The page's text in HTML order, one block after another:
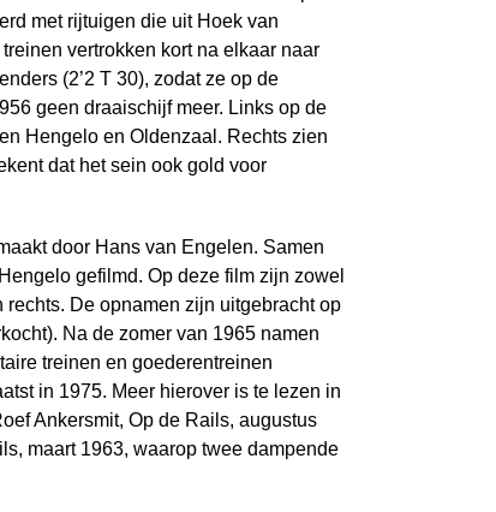
met rijtuigen die uit Hoek van
vertrokken kort na elkaar naar
(2’2 T 30), zodat ze op de
geen draaischijf meer. Links op de
Hengelo en Oldenzaal. Rechts zien
dat het sein ook gold voor
door Hans van Engelen. Samen
gefilmd. Op deze film zijn zowel
De opnamen zijn uitgebracht op
Na de zomer van 1965 namen
treinen en goederentreinen
in 1975. Meer hierover is te lezen in
Ankersmit, Op de Rails, augustus
maart 1963, waarop twee dampende